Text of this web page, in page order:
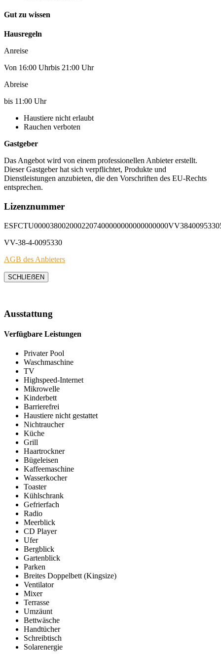
Gut zu wissen
Hausregeln
Anreise
Von 16:00 Uhrbis 21:00 Uhr
Abreise
bis 11:00 Uhr
Haustiere nicht erlaubt
Rauchen verboten
Gastgeber
Das Angebot wird von einem professionellen Anbieter erstellt.
Dieser Gastgeber hat sich verpflichtet, Produkte und
Dienstleistungen anzubieten, die den Vorschriften des EU-Rechts
entsprechen.
Lizenznummer
VV-38-4-0095330
AGB des Anbieters
SCHLIEẞEN
Ausstattung
Verfügbare Leistungen
Privater Pool
Waschmaschine
TV
Highspeed-Internet
Mikrowelle
Kinderbett
Barrierefrei
Haustiere nicht gestattet
Nichtraucher
Küche
Grill
Haartrockner
Bügeleisen
Kaffeemaschine
Wasserkocher
Toaster
Kühlschrank
Gefrierfach
Radio
Meerblick
CD Player
Ufer
Bergblick
Gartenblick
Parken
Breites Doppelbett (Kingsize)
Ventilator
Mixer
Terrasse
Umzäunt
Bettwäsche
Handtücher
Schreibtisch
Solarenergie